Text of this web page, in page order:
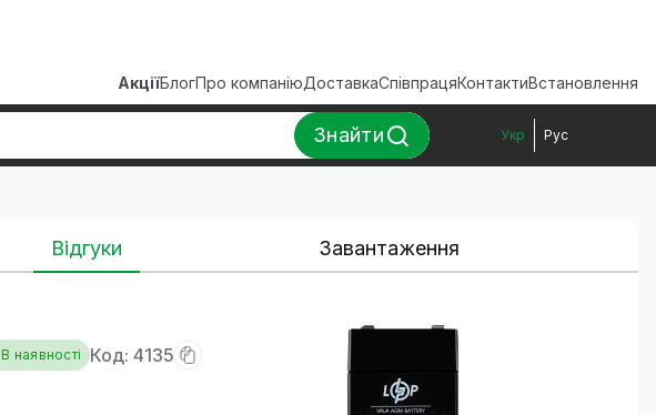
АкціїБлогПро компаніюДоставкаСпівпрацяКонтактиВстановлення
Знайти Укр Рус
Відгуки Завантаження
В наявності
Код: 4135